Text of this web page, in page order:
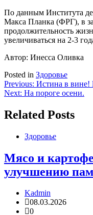
По данным Института
Макса Планка (ФРГ), в
продолжительность
увеличиваться на 2-3
Автор: Инесса Оливка
Posted in Здоровье
Навигация
по
записям
Previous: Истина в вине!
Next: На пороге осени.
Related Posts
Здоровье
Мясо и
улучшению
Kadmin
08.03.2026
0